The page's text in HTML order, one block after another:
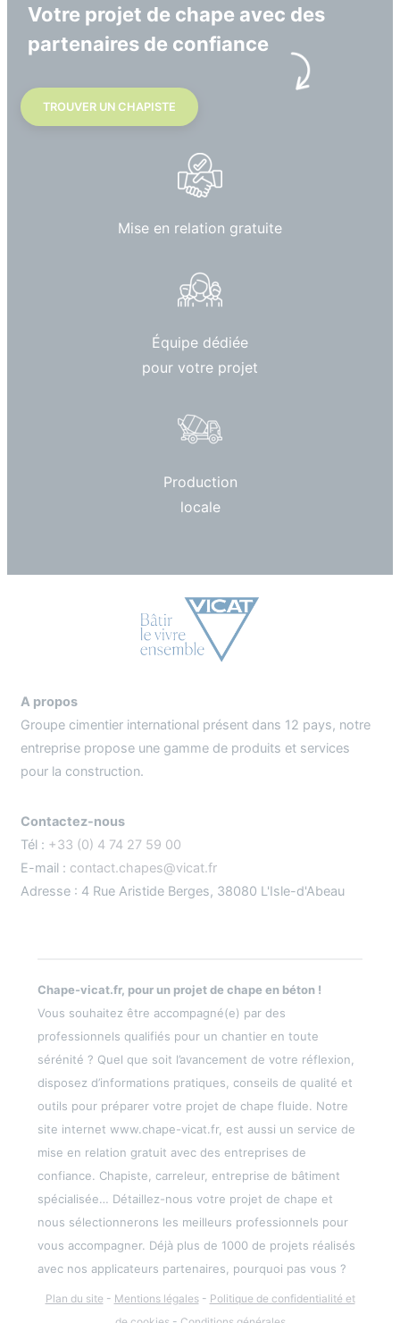
Votre projet de chape avec des
partenaires de confiance
TROUVER UN CHAPISTE
Mise en relation gratuite
Équipe dédiée
pour votre projet
Production
locale
A propos
Groupe cimentier international présent dans 12 pays, notre
entreprise propose une gamme de produits et services
pour la construction.
Contactez-nous
Tél : +33 (0) 4 74 27 59 00
E-mail : contact.chapes@vicat.fr
Adresse : 4 Rue Aristide Berges, 38080 L'Isle-d'Abeau
Chape-vicat.fr, pour un projet de chape en béton !
Vous souhaitez être accompagné(e) par des
professionnels qualifiés pour un chantier en toute
sérénité ? Quel que soit l’avancement de votre réflexion,
disposez d’informations pratiques, conseils de qualité et
outils pour préparer votre projet de chape fluide. Notre
site internet www.chape-vicat.fr, est aussi un service de
mise en relation gratuit avec des entreprises de
confiance. Chapiste, carreleur, entreprise de bâtiment
spécialisée… Détaillez-nous votre projet de chape et
nous sélectionnerons les meilleurs professionnels pour
vous accompagner. Déjà plus de 1000 de projets réalisés
avec nos applicateurs partenaires, pourquoi pas vous ?
Plan du site - Mentions légales- Politique de confidentialité et